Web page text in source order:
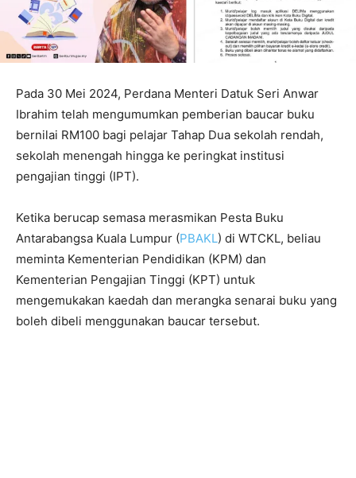
Pada 30 Mei 2024, Perdana Menteri Datuk Seri Anwar
Ibrahim telah mengumumkan pemberian baucar buku
bernilai RM100 bagi pelajar Tahap Dua sekolah rendah,
sekolah menengah hingga ke peringkat institusi
pengajian tinggi (IPT).
Ketika berucap semasa merasmikan Pesta Buku
Antarabangsa Kuala Lumpur (PBAKL) di WTCKL, beliau
meminta Kementerian Pendidikan (KPM) dan
Kementerian Pengajian Tinggi (KPT) untuk
mengemukakan kaedah dan merangka senarai buku yang
boleh dibeli menggunakan baucar tersebut.